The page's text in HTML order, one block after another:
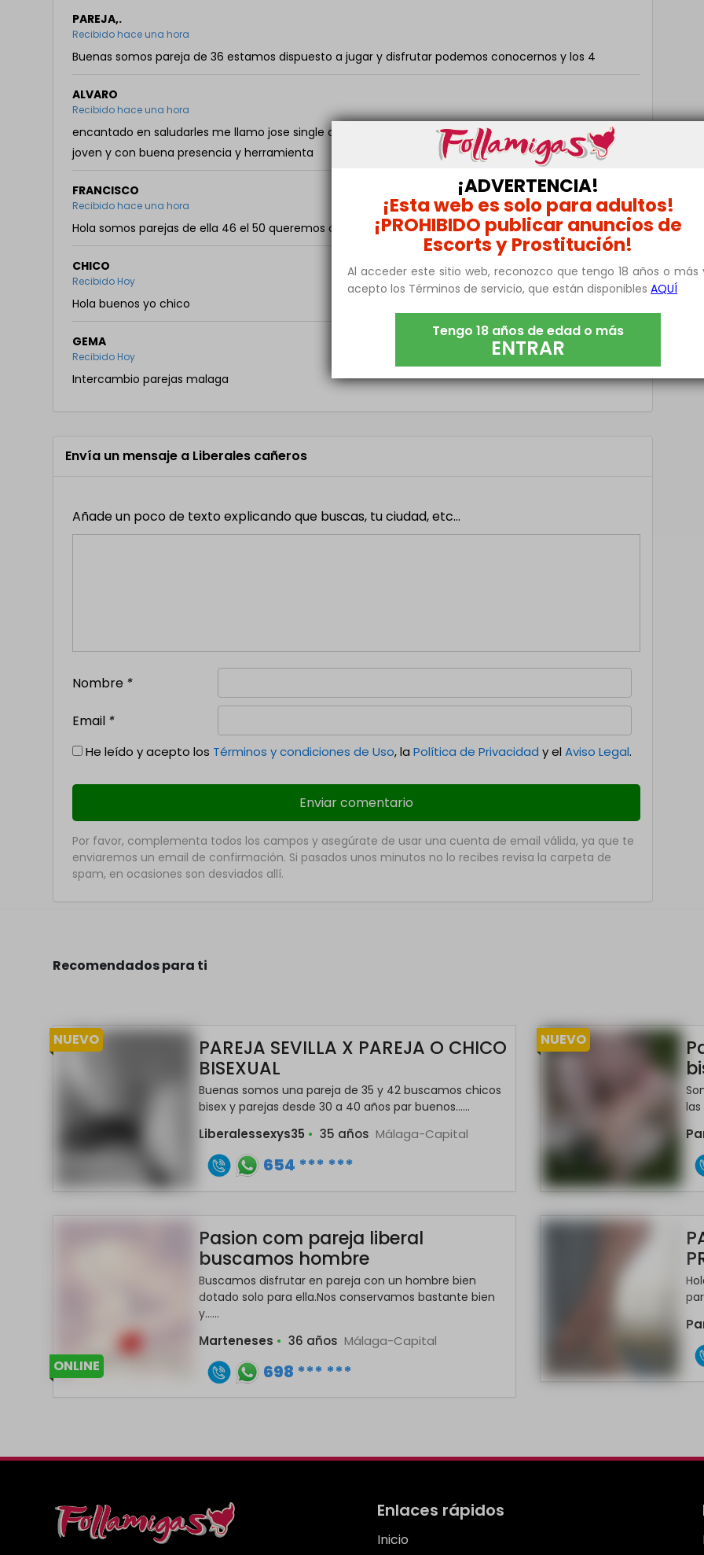
PAREJA,.
Recibido hace una hora
Buenas somos pareja de 36 estamos dispuesto a jugar y disfrutar podemos conocernos y los 4
ALVARO
Recibido hace una hora
encantado en saludarles me llamo jose single aseado descomplicado amable prudente discreto
joven y con buena presencia y herramienta
FRANCISCO
Recibido hace una hora
Hola somos parejas de ella 46 el 50 queremos conoseros pará intercambio
CHICO
Recibido Hoy
Hola buenos yo chico
GEMA
Recibido Hoy
Intercambio parejas malaga
Envía un mensaje a Liberales cañeros
Añade un poco de texto explicando que buscas, tu ciudad, etc...
Nombre *
Email *
He leído y acepto los Términos y condiciones de Uso, laPolítica de Privacidad y elAviso Legal.
Por favor, complementa todos los campos y asegúrate de usar una cuenta de email válida, ya que te
enviaremos un email de confirmación. Si pasados unos minutos no lo recibes revisa la carpeta de
spam, en ocasiones son desviados allí.
Recomendados para ti
NUEVO
PAREJA SEVILLA X PAREJA O CHICO
BISEXUAL
Buenas somos una pareja de 35 y 42 buscamos chicos
bisex y parejas desde 30 a 40 años par buenos......
Liberalessexys35 • 35 años Málaga-Capital
654 *** ***
NUEVO
ONLINE
Pasion com pareja liberal
buscamos hombre
Buscamos disfrutar en pareja con un hombre bien
dotado solo para ella.Nos conservamos bastante bien
y......
Marteneses • 36 años Málaga-Capital
698 *** ***
Enlaces rápidos
Inicio
¡ADVERTENCIA!
¡Esta web es solo para adultos!
¡PROHIBIDO publicar anuncios de
Escorts y Prostitución!
Al acceder este sitio web, reconozco que tengo 18 años o más
acepto los Términos de servicio, que están disponibles AQUÍ
Tengo 18 años de edad o más
ENTRAR